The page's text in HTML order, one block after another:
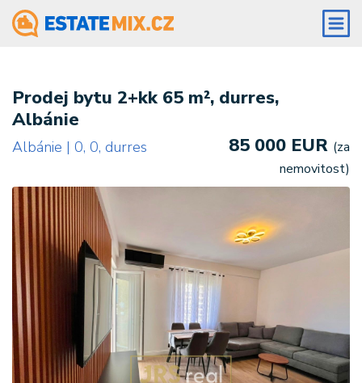
Prodej bytu 2+kk 65 m², durres,
Albánie
Albánie | 0, 0, durres 85 000 EUR (za
nemovitost)